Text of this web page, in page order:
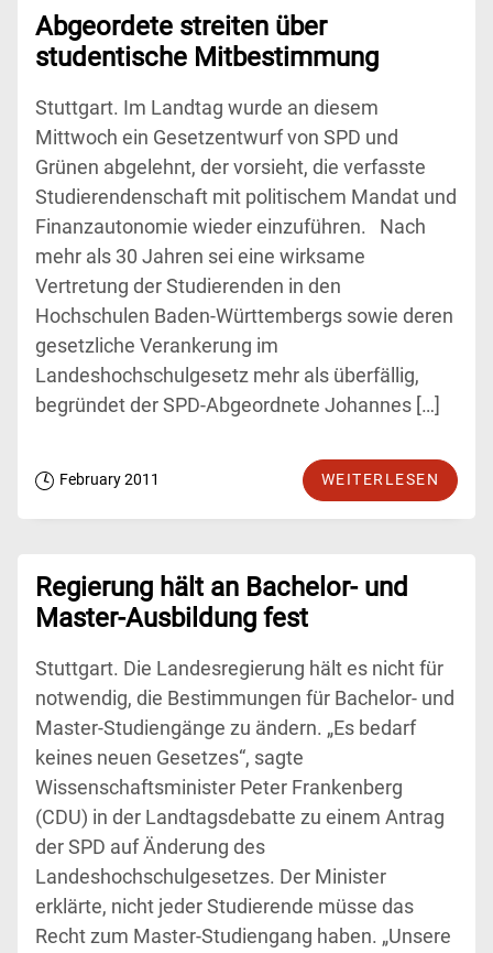
Abgeordete streiten über
studentische Mitbestimmung
Stuttgart. Im Landtag wurde an diesem
Mittwoch ein Gesetzentwurf von SPD und
Grünen abgelehnt, der vorsieht, die verfasste
Studierendenschaft mit politischem Mandat und
Finanzautonomie wieder einzuführen. Nach
mehr als 30 Jahren sei eine wirksame
Vertretung der Studierenden in den
Hochschulen Baden-Württembergs sowie deren
gesetzliche Verankerung im
Landeshochschulgesetz mehr als überfällig,
begründet der SPD-Abgeordnete Johannes […]
February 2011 WEITERLESEN
Regierung hält an Bachelor- und
Master-Ausbildung fest
Stuttgart. Die Landesregierung hält es nicht für
notwendig, die Bestimmungen für Bachelor- und
Master-Studiengänge zu ändern. „Es bedarf
keines neuen Gesetzes“, sagte
Wissenschaftsminister Peter Frankenberg
(CDU) in der Landtagsdebatte zu einem Antrag
der SPD auf Änderung des
Landeshochschulgesetzes. Der Minister
erklärte, nicht jeder Studierende müsse das
Recht zum Master-Studiengang haben. „Unsere